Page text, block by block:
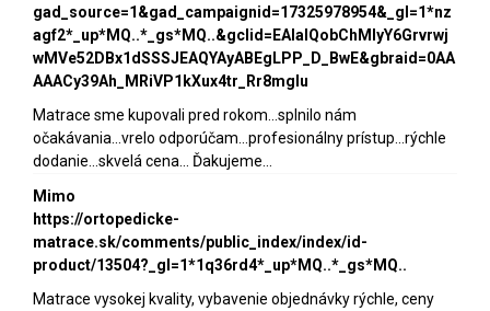
gad_source=1&gad_campaignid=17325978954&_gl=1*nz
agf2*_up*MQ..*_gs*MQ..&gclid=EAIaIQobChMIyY6Grvrwj
wMVe52DBx1dSSSJEAQYAyABEgLPP_D_BwE&gbraid=0AA
AAACy39Ah_MRiVP1kXux4tr_Rr8mgIu
Matrace sme kupovali pred rokom...splnilo nám
očakávania...vrelo odporúčam...profesionálny prístup...rýchle
dodanie...skvelá cena... Ďakujeme...
Mimo
https://ortopedicke-
matrace.sk/comments/public_index/index/id-
product/13504?_gl=1*1q36rd4*_up*MQ..*_gs*MQ..
Matrace vysokej kvality, vybavenie objednávky rýchle, ceny